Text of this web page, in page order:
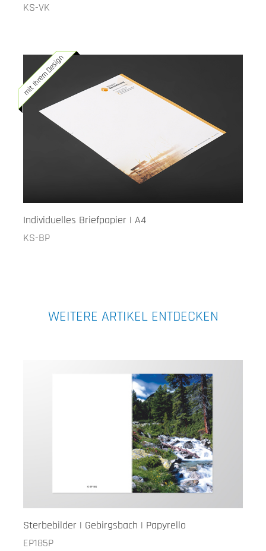
KS-VK
mit Ihrem Design
Individuelles Briefpapier | A4
KS-BP
WEITERE ARTIKEL ENTDECKEN
Sterbebilder | Gebirgsbach | Papyrello
EP185P